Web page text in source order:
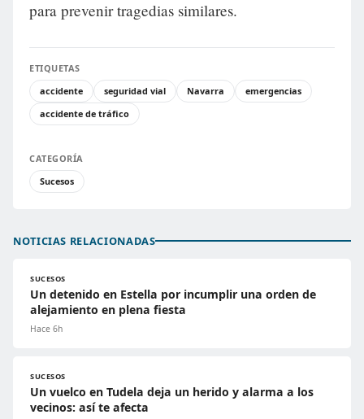
para prevenir tragedias similares.
ETIQUETAS
accidente
seguridad vial Navarra
emergencias
accidente de tráfico
CATEGORÍA
Sucesos
NOTICIAS RELACIONADAS
SUCESOS
Un detenido en Estella por incumplir una orden de
alejamiento en plena fiesta
Hace 6h
SUCESOS
Un vuelco en Tudela deja un herido y alarma a los
vecinos: así te afecta